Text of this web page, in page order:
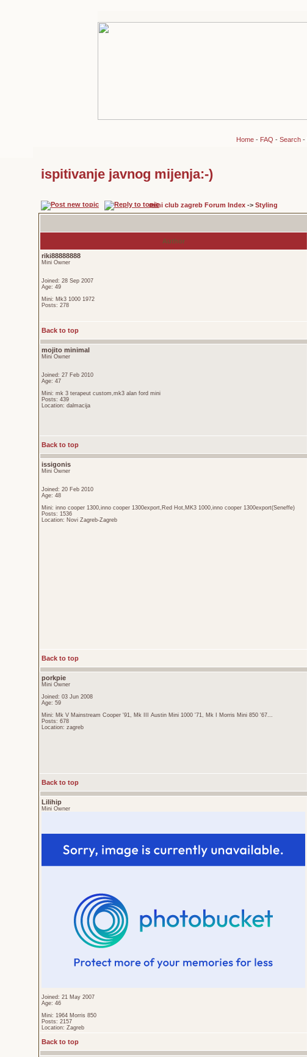
Home- FAQ - Search-
ispitivanje javnog mijenja:-)
mini club zagreb Forum Index -> Styling
Author
riki88888888
Mini Owner
Joined: 28 Sep 2007
Age: 49
Mini: Mk3 1000 1972
Posts: 278
Back to top
mojito minimal
Mini Owner
Joined: 27 Feb 2010
Age: 47
Mini: mk 3 terapeut custom,mk3 alan ford mini
Posts: 439
Location: dalmacija
Back to top
issigonis
Mini Owner
Joined: 20 Feb 2010
Age: 48
Mini: inno cooper 1300,inno cooper 1300export,Red Hot,MK3 1000,inno cooper 1300export(Seneffe)
Posts: 1536
Location: Novi Zagreb-Zagreb
Back to top
porkpie
Mini Owner
Joined: 03 Jun 2008
Age: 59
Mini: Mk V Mainstream Cooper '91, Mk III Austin Mini 1000 '71, Mk I Morris Mini 850 '67...
Posts: 678
Location: zagreb
Back to top
Lilihip
Mini Owner
Joined: 21 May 2007
Age: 46
Mini: 1964 Morris 850
Posts: 2157
Location: Zagreb
Back to top